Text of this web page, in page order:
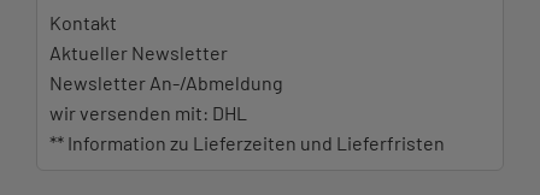
Kontakt
Aktueller Newsletter
Newsletter An-/Abmeldung
wir versenden mit: DHL
** Information zu Lieferzeiten und Lieferfristen